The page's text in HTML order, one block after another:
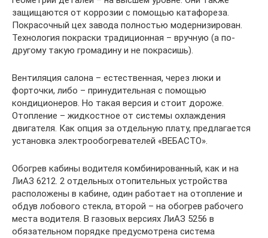
защищаются от коррозии с помощью катафореза.
Покрасочный цех завода полностью модернизирован.
Технология покраски традиционная – вручную (а по-
другому такую громадину и не покрасишь).
Вентиляция салона – естественная, через люки и
форточки, либо – принудительная с помощью
кондиционеров. Но такая версия и стоит дороже.
Отопление – жидкостное от системы охлаждения
двигателя. Как опция за отдельную плату, предлагается
установка электрообогревателей «ВЕБАСТО».
Обогрев кабины водителя комбинированный, как и на
ЛиАЗ 6212. 2 отдельных отопительных устройства
расположены в кабине, один работает на отопление и
обдув лобового стекла, второй – на обогрев рабочего
места водителя. В газовых версиях ЛиАЗ 5256 в
обязательном порядке предусмотрена система